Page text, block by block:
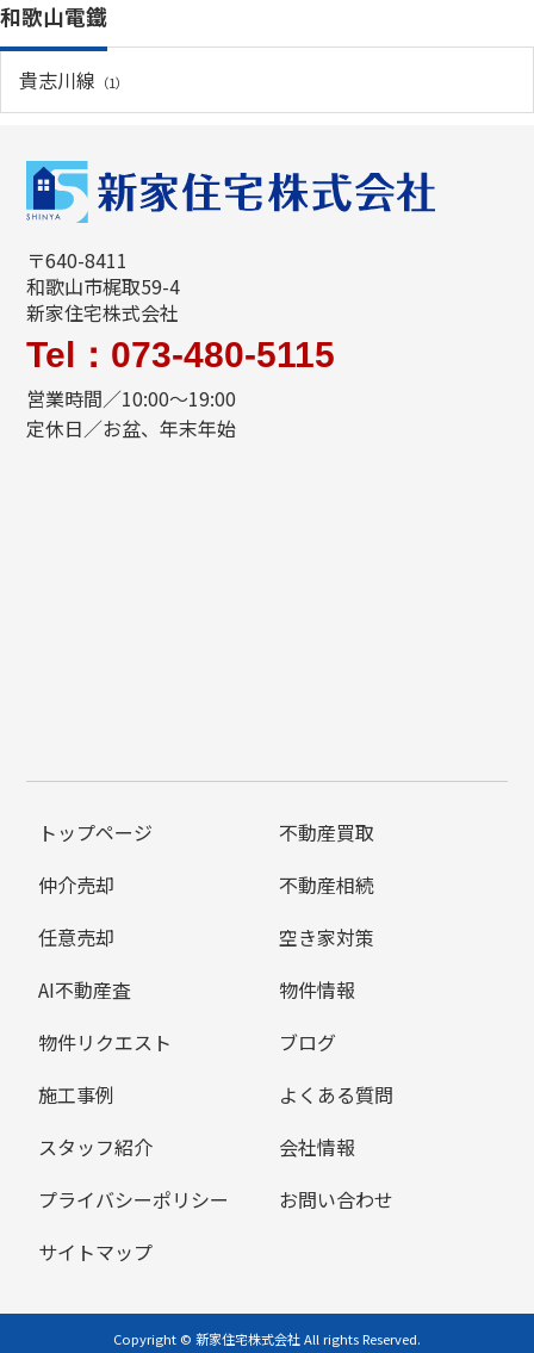
和歌山電鐵
貴志川線 （1）
〒640-8411
和歌山市梶取59-4
新家住宅株式会社
Tel：073-480-5115
営業時間／10:00～19:00
定休日／お盆、年末年始
トップページ
不動産買取
仲介売却
不動産相続
任意売却
空き家対策
AI不動産査
物件情報
物件リクエスト
ブログ
施工事例
よくある質問
スタッフ紹介
会社情報
プライバシーポリシー
お問い合わせ
サイトマップ
Copyright © 新家住宅株式会社 All rights Reserved.